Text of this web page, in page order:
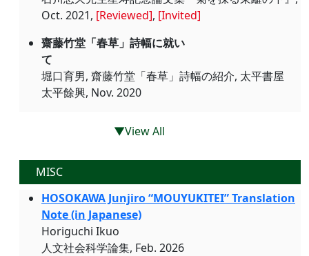
Oct. 2021, [Reviewed], [Invited]
齋藤竹堂「春草」詩幅に就い
て
堀口育男, 齋藤竹堂「春草」詩幅の紹介, 太平書屋
太平餘興, Nov. 2020
▼View All
MISC
HOSOKAWA Junjiro “MOUYUKITEI” Translation
Note (in Japanese)
Horiguchi Ikuo
人文社会科学論集, Feb. 2026